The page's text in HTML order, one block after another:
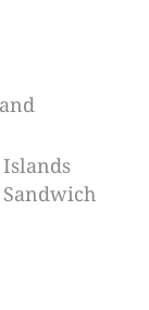
Sandwich